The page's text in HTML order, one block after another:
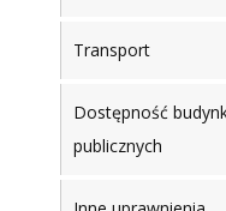
Transport
Dostępność
publicznych